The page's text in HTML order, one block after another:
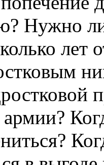
Нужно
лет
армии?